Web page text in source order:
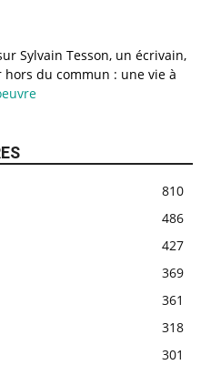
Sylvain Tesson, un écrivain,
du commun : une vie à
810
486
427
369
361
318
301